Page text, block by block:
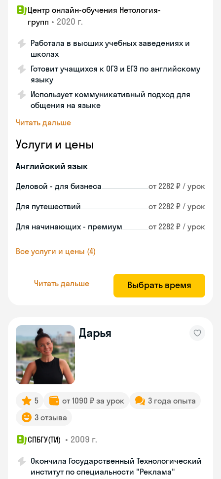
Центр онлайн-обучения Нетология-
групп • 2020 г.
Работала в высших учебных заведениях и
школах
Готовит учащихся к ОГЭ и ЕГЭ по английскому
языку
Использует коммуникативный подход для
общения на языке
Читать дальше
Услуги и цены
Английский язык
Деловой - для бизнеса от 2282 ₽ / урок
Для путешествий от 2282 ₽ / урок
Для начинающих - премиум от 2282 ₽ / урок
Все услуги и цены (4)
Читать дальше Выбрать время
Дарья
5 от 1090 ₽ за урок
3 года опыта
3 отзыва
СПБГУ(ТИ) • 2009 г.
Окончила Государственный Технологический
институт по специальности "Реклама"